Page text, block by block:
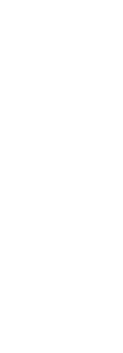
neusten
im
-Pens